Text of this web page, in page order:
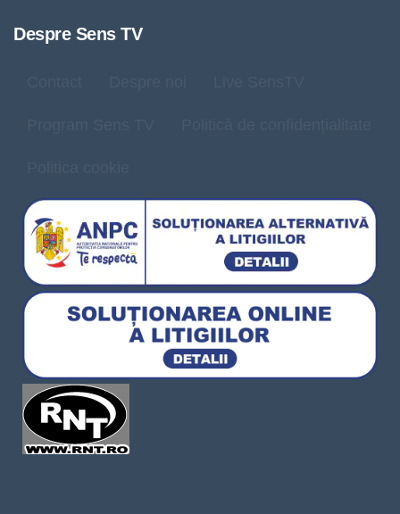
Despre Sens TV